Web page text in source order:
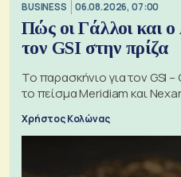
BUSINESS 06.08.2026, 07:00
Πώς οι Γάλλοι και
τον GSI στην πρίζα
Το παρασκήνιο για τον GSI
το πείσμα Meridiam και
Χρήστος Κολώνας